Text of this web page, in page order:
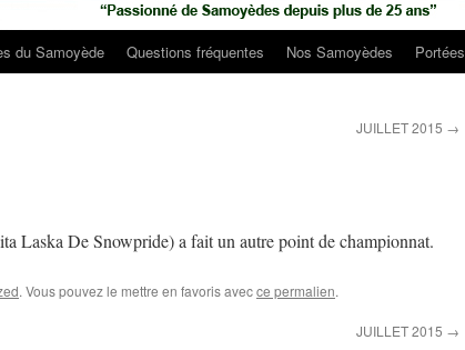
du Samoyède Questions fréquentes Nos Samoyèdes Portées
JUILLET 2015 →
Laska De Snowpride) a fait un autre point de championnat.
. Vous pouvez le mettre en favoris avecce permalien.
JUILLET 2015 →